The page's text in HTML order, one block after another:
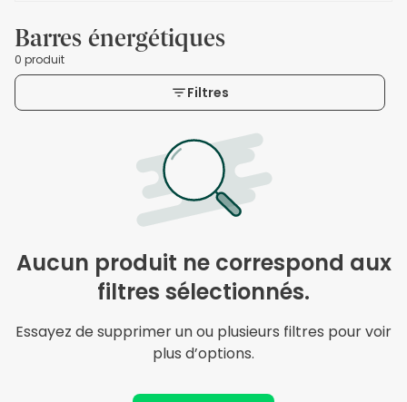
Barres énergétiques
0 produit
Filtres
Aucun produit ne correspond aux
filtres sélectionnés.
Essayez de supprimer un ou plusieurs filtres pour voir
plus d’options.